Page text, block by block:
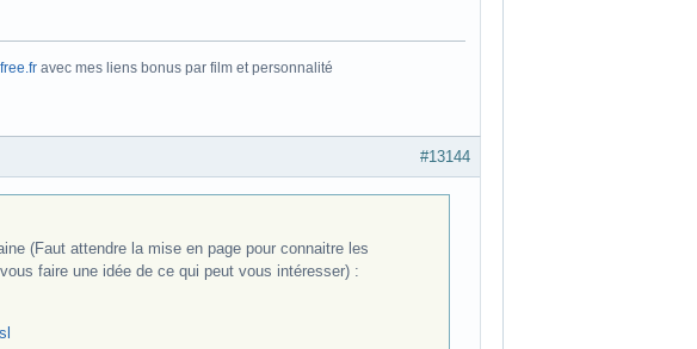
avec mes liens bonus par film et personnalité
#13144
(Faut attendre la mise en page pour connaitre les
faire une idée de ce qui peut vous intéresser) :